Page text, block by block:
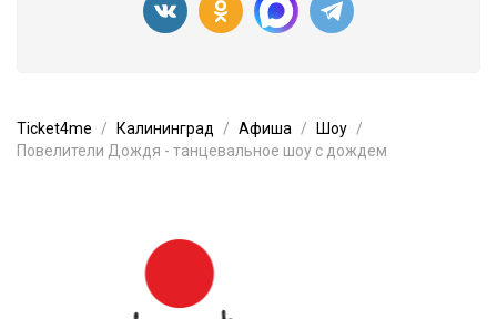
Ticket4me Калининград Афиша
Шоу
Повелители Дождя - танцевальное шоу с дождем